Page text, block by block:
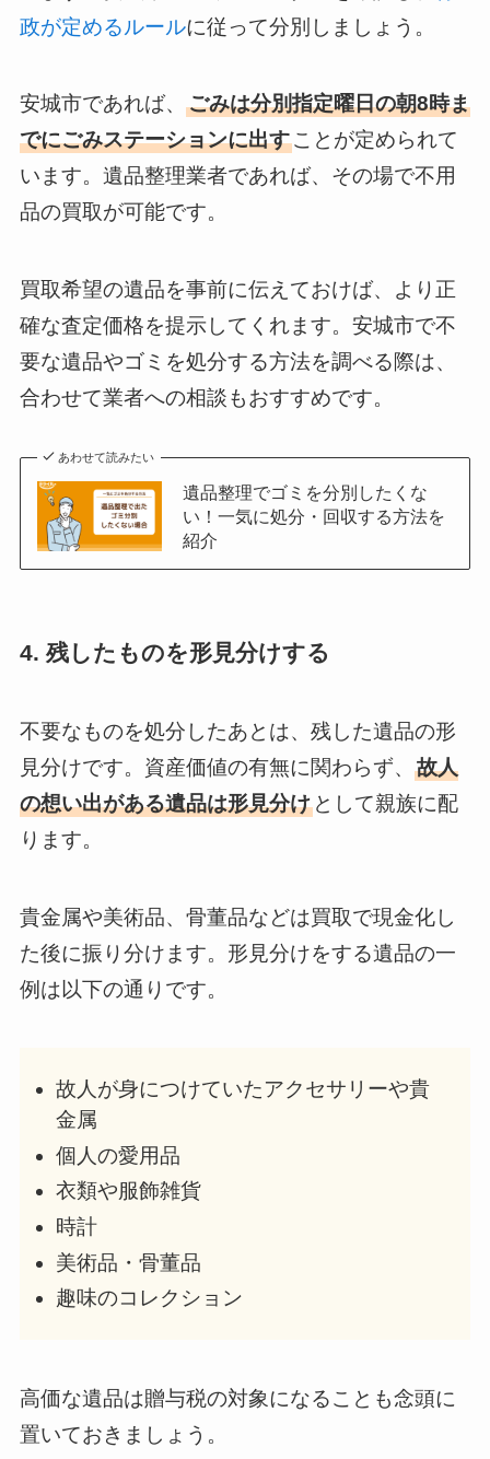
政が定めるルールに従って分別しましょう。
安城市であれば、 ごみは分別指定曜日の朝8時ま
でにごみステーションに出すことが定められて
います。遺品整理業者であれば、その場で不用
品の買取が可能です。
買取希望の遺品を事前に伝えておけば、より正
確な査定価格を提示してくれます。安城市で不
要な遺品やゴミを処分する方法を調べる際は、
合わせて業者への相談もおすすめです。
あわせて読みたい
遺品整理でゴミを分別したくな
い！一気に処分・回収する方法を
紹介
4. 残したものを形見分けする
不要なものを処分したあとは、残した遺品の形
見分けです。資産価値の有無に関わらず、 故人
の想い出がある遺品は形見分けとして親族に配
ります。
貴金属や美術品、骨董品などは買取で現金化し
た後に振り分けます。形見分けをする遺品の一
例は以下の通りです。
故人が身につけていたアクセサリーや貴
金属
個人の愛用品
衣類や服飾雑貨
時計
美術品・骨董品
趣味のコレクション
高価な遺品は贈与税の対象になることも念頭に
置いておきましょう。